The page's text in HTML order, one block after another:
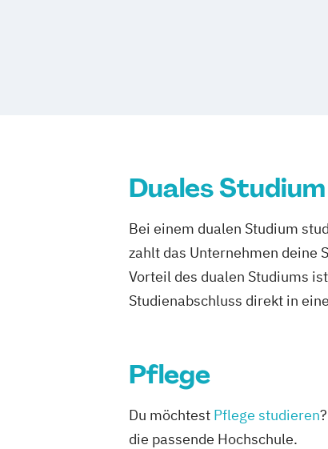
Duales Studium
Bei einem dualen Studium
zahlt das Unternehmen deine
Vorteil des dualen Studiums
Studienabschluss direkt in
Pflege
Du möchtest Pflege studieren
die passende Hochschule.